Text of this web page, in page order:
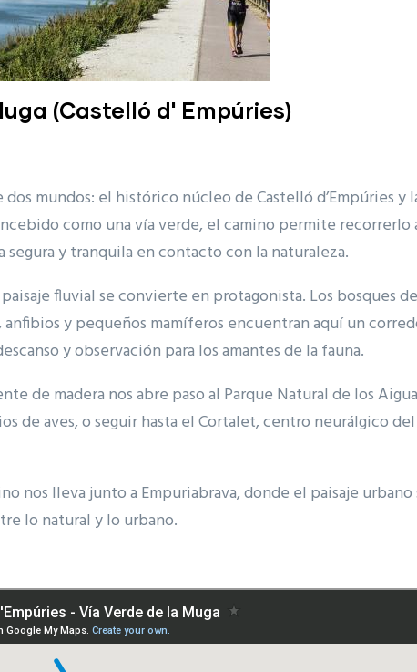
(Castelló d' Empúries)
mundos: el histórico núcleo de Castelló d’Empúries
como una vía verde, el camino permite
y tranquila en contacto con la naturaleza.
fluvial se convierte en protagonista. Los bosques
anfibios y pequeños mamíferos encuentran aquí un
y observación para los amantes de la fauna.
de madera nos abre paso al Parque Natural de los
de aves, o seguir hasta el Cortalet, centro neurálgico
nos lleva junto a Empuriabrava, donde el paisaje
lo natural y lo urbano.